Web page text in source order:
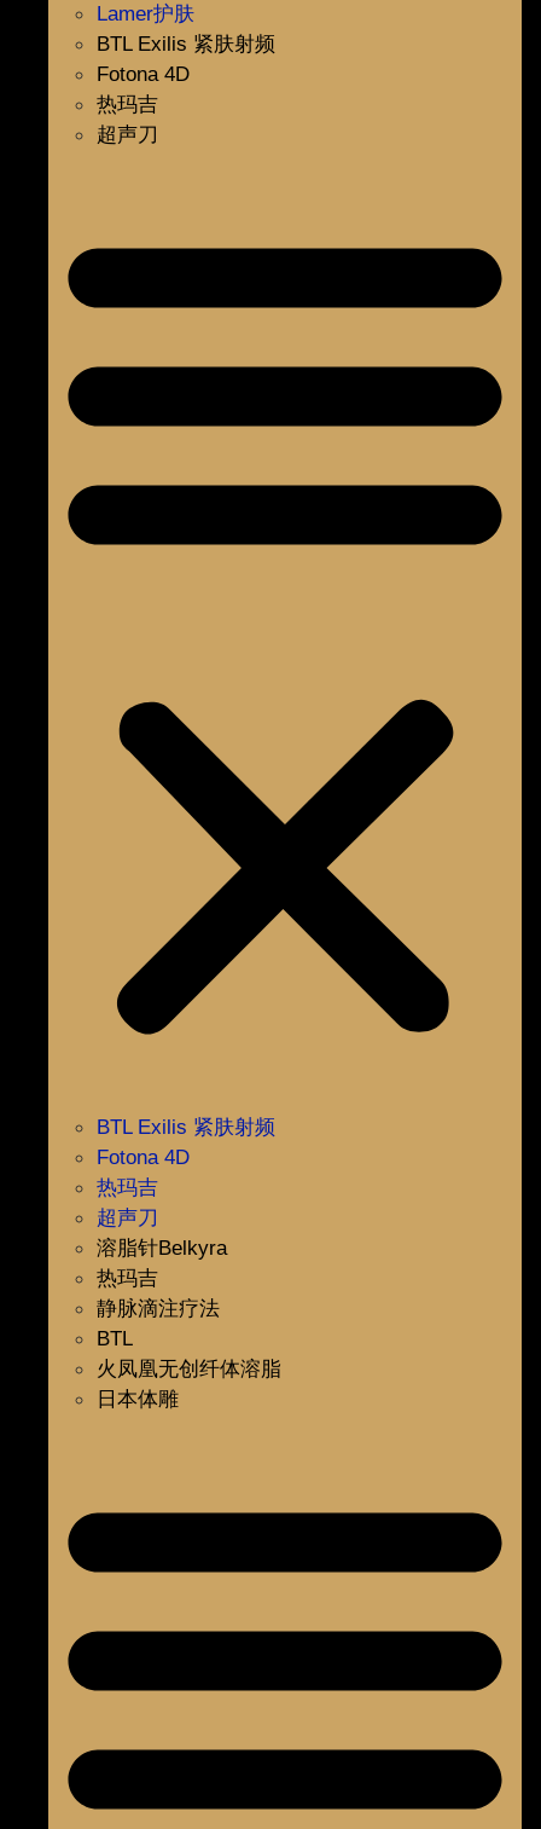
Lamer护肤
BTL Exilis 紧肤射频
Fotona 4D
热玛吉
超声刀
BTL Exilis 紧肤射频
Fotona 4D
热玛吉
超声刀
溶脂针Belkyra
热玛吉
静脉滴注疗法
BTL
火凤凰无创纤体溶脂
日本体雕